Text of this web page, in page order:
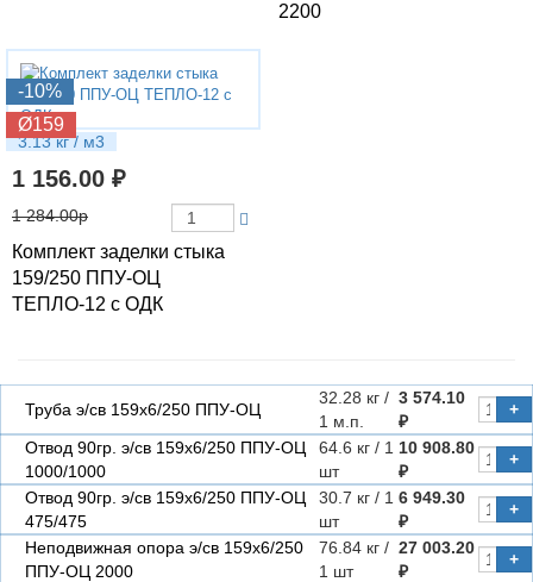
2200
-10%
Ø159
3.13 кг / м3
1 156.00 ₽
1 284.00р
Комплект заделки стыка
159/250 ППУ-ОЦ
ТЕПЛО-12 с ОДК
Труба э/св 159х6/250 ППУ-ОЦ
32.28 кг /
1 м.п.
3 574.10
₽
+
Отвод 90гр. э/св 159х6/250 ППУ-ОЦ
1000/1000
64.6 кг / 1
шт
10 908.80
₽
+
Отвод 90гр. э/св 159х6/250 ППУ-ОЦ
475/475
30.7 кг / 1
шт
6 949.30
₽
+
Неподвижная опора э/св 159х6/250
ППУ-ОЦ 2000
76.84 кг /
1 шт
27 003.20
₽
+